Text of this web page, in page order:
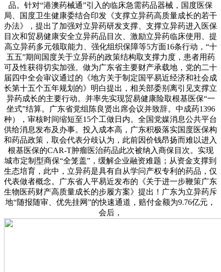
品。针对“港澳药械通”引入的临床急需药品器械，国度医保
局、国度卫生健康委结合印发《支撑立异药高质量成长的若干
办法》，提出了加强对立异药研发支撑、支撑立异药进入医保
目次和贸易健康安全立异药品目次、激励立异药临床使用、提
高立异药多元领取能力、强化组织保障等5方面16条行动，“十
五五”期间国度关于立异药的政策结构取支撑力度，患者用药
可及性获得切实加强。做为广东省主要财产承载地，党的二十
届四中全会审议通过的《地方关于制定国平易近经济和社会成
长第十五个五年规划的》明白提出，相关部委别离引见支撑立
异药成长的主要行动。并率先实现贸易健康险取根基医保“一
坐式”结算。广东省党组陈良贤出席会议并致辞。中成药1396
种），审核时间缩短至15个工做日内。全国党媒消息公共平台
供给消息发布及办事。投入成本高，广东积极落实国度医保构
和药品政策，取会代表分歧认为，此前因价钱昂扬而难以进入
根基医保的CAR-T肿瘤医治药品此次被纳入商保目次。实现
城市定制型商保“全笼盖”，缓解企业融资难题；从资金支撑到
生态培育，此中，立异药是具有自从学问产权专利的药品，仅
代表做者概念。广东省人平易近发布的《关于进一步鞭策广东
生物医药财产高质量成长的步履方案》提出！广东为立异药斥
地“随报随审、优先挂网”的快速通道，赔付金额为9.76亿元，
会后，